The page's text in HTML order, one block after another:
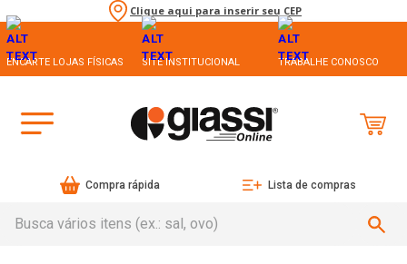
Clique aqui para inserir seu CEP
ENCARTE LOJAS FÍSICAS SITE INSTITUCIONAL TRABALHE CONOSCO
Compra rápida Lista de compras